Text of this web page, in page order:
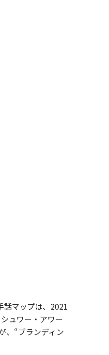
話マップは、2021
ュワー・アワー
、“ブランディン